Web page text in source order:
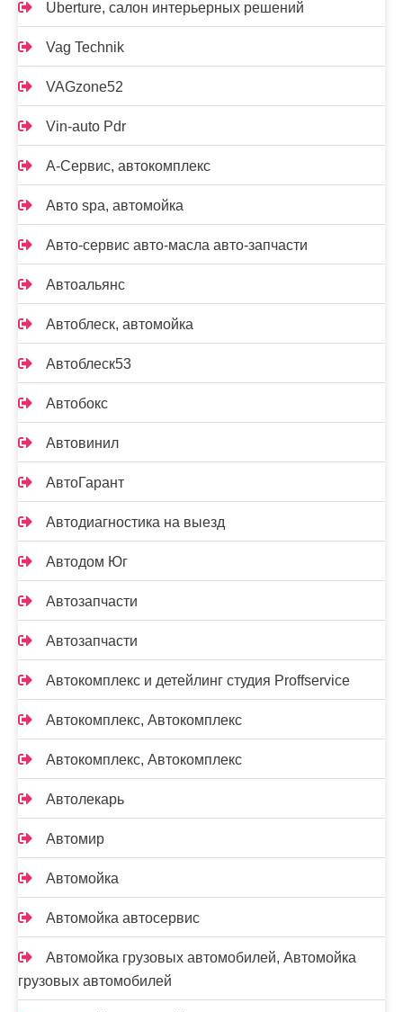
Uberture, салон интерьерных решений
Vag Technik
VAGzone52
Vin-auto Pdr
А-Сервис, автокомплекс
Авто spa, автомойка
Авто-сервис авто-масла авто-запчасти
Автоальянс
Автоблеск, автомойка
Автоблеск53
Автобокс
Автовинил
АвтоГарант
Автодиагностика на выезд
Автодом Юг
Автозапчасти
Автозапчасти
Автокомплекс и детейлинг студия Proffservice
Автокомплекс, Автокомплекс
Автокомплекс, Автокомплекс
Автолекарь
Автомир
Автомойка
Автомойка автосервис
Автомойка грузовых автомобилей, Автомойка
грузовых автомобилей